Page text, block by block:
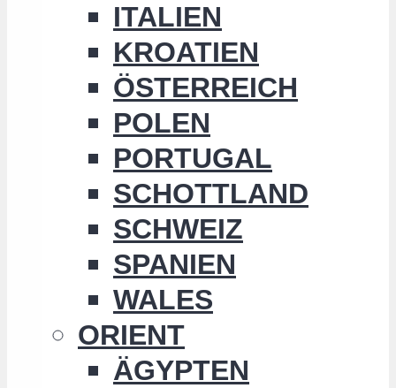
ITALIEN
KROATIEN
ÖSTERREICH
POLEN
PORTUGAL
SCHOTTLAND
SCHWEIZ
SPANIEN
WALES
ORIENT
ÄGYPTEN